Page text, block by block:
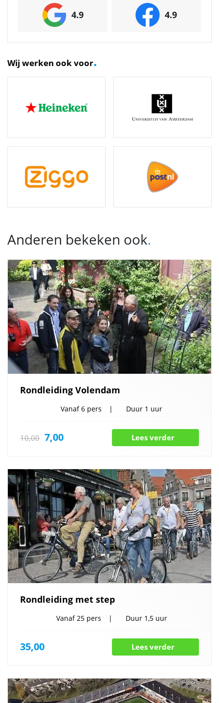
4.9 4.9
Wij werken ook voor.
Anderen bekeken ook.
Rondleiding Volendam
Vanaf6 pers Duur 1 uur
10,00 7,00 Lees verder
Rondleiding met step
Vanaf 25 pers Duur 1,5 uur
35,00 Lees verder